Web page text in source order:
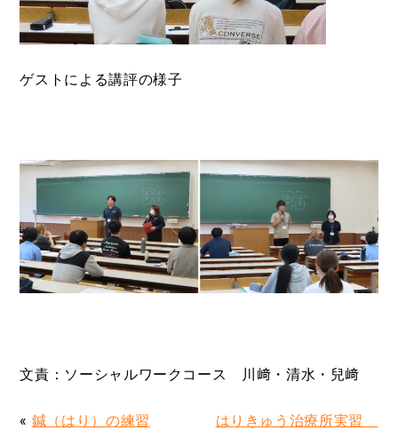
ゲストによる講評の様子
文責：ソーシャルワークコース 川﨑・清水・兒﨑
« 鍼（はり）の練習
はりきゅう治療所実習